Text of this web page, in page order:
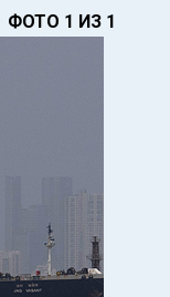
ФОТО 1 ИЗ 1